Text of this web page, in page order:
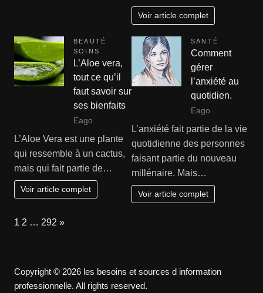
Voir article complet
BEAUTÉ
SOINS
L’Aloe vera,
tout ce qu’il
faut savoir sur
ses bienfaits
Eago
L’Aloe Vera est une plante
qui ressemble à un cactus,
mais qui fait partie de…
Voir article complet
SANTÉ
Comment
gérer
l’anxiété au
quotidien.
Eago
L’anxiété fait partie de la vie
quotidienne des personnes
faisant partie du nouveau
millénaire. Mais…
Voir article complet
Page:
1 2 … 292 Next
»
Copyright © 2026 les besoins et sources d information
professionnelle. All rights reserved.